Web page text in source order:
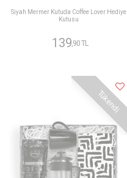
Siyah Mermer Kutuda Coffee Lover Hediye
Kutusu
139,90 TL
Tükendi